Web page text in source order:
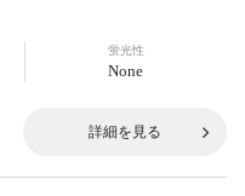
蛍光性
None
詳細を見る